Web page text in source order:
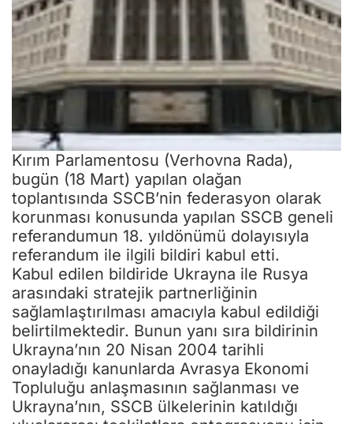
Kırım Parlamentosu (Verhovna Rada),
bugün (18 Mart) yapılan olağan
toplantısında SSCB’nin federasyon olarak
korunması konusunda yapılan SSCB geneli
referandumun 18. yıldönümü dolayısıyla
referandum ile ilgili bildiri kabul etti.
Kabul edilen bildiride Ukrayna ile Rusya
arasındaki stratejik partnerliğinin
sağlamlaştırılması amacıyla kabul edildiği
belirtilmektedir. Bunun yanı sıra bildirinin
Ukrayna’nın 20 Nisan 2004 tarihli
onayladığı kanunlarda Avrasya Ekonomi
Topluluğu anlaşmasının sağlanması ve
Ukrayna’nın, SSCB ülkelerinin katıldığı